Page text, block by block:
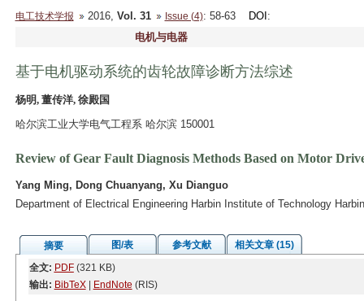
电工技术学报 2016, Vol. 31 Issue (4): 58-63 DOI :
电机与电器
基于电机驱动系统的齿轮故障诊断方法综述
杨明, 董传洋, 徐殿国
哈尔滨工业大学电气工程系 哈尔滨 150001
Review of Gear Fault Diagnosis Methods Based on Motor
Yang Ming, Dong Chuanyang, Xu Dianguo
Department of Electrical Engineering Harbin Institute of Technology
摘要 图/表 参考文献
相关文章 (15)
全文: PDF(321 KB)
输出: BibTeX| EndNote (RIS)